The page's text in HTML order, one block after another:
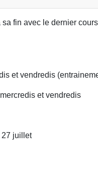
fin avec le dernier
et vendredis
et vendredis
27 juillet